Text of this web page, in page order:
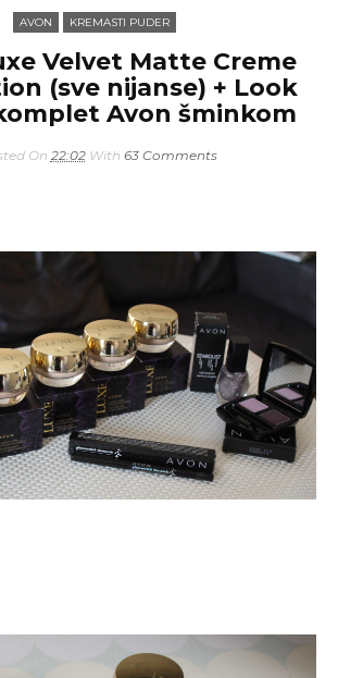
AVON KREMASTI PUDER
Velvet Matte Creme
(sve nijanse) + Look
Avon šminkom
On 22:02 With 63 Comments